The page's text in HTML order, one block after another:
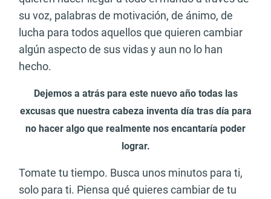
su voz, palabras de motivación, de ánimo, de
lucha para todos aquellos que quieren cambiar
algún aspecto de sus vidas y aun no lo han
hecho.
Dejemos a atrás para este nuevo año todas las
excusas que nuestra cabeza inventa día tras día para
no hacer algo que realmente nos encantaría poder
lograr.
Tomate tu tiempo. Busca unos minutos para ti,
solo para ti. Piensa qué quieres cambiar de tu